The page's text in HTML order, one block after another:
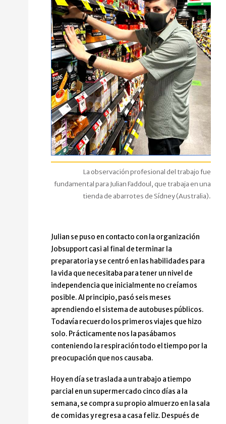
La observación profesional del trabajo fue
fundamental para Julian Faddoul, que trabaja en una
tienda de abarrotes de Sídney (Australia).
Julian se puso en contacto con la organización
Jobsupport casi al final de terminar la
preparatoria y se centró en las habilidades para
la vida que necesitaba para tener un nivel de
independencia que inicialmente no creíamos
posible. Al principio, pasó seis meses
aprendiendo el sistema de autobuses públicos.
Todavía recuerdo los primeros viajes que hizo
solo. Prácticamente nos la pasábamos
conteniendo la respiración todo el tiempo por la
preocupación que nos causaba.
Hoy en día se traslada a un trabajo a tiempo
parcial en un supermercado cinco días a la
semana, se compra su propio almuerzo en la sala
de comidas y regresa a casa feliz. Después de